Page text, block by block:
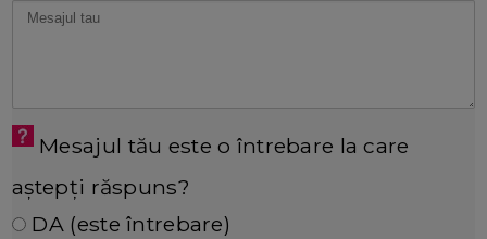
Mesajul tău este o întrebare la care
aștepți răspuns?
DA (este întrebare)